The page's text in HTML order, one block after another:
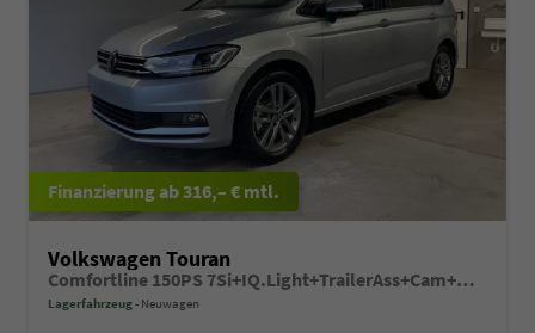
ab 316,– € mtl.
Volkswagen Touran
Comfortline 150PS 7Si+IQ.Light+TrailerAss+Cam+Navi+Kamera+Alarm+Kessy+App-Connect
Lagerfahrzeug Neuwagen